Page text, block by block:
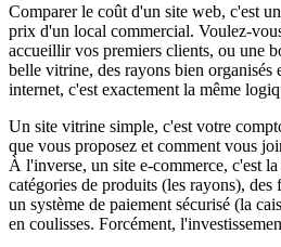
Comparer le coût d'un site web, c'est
prix d'un local commercial. Voulez-
accueillir vos premiers clients, ou une
belle vitrine, des rayons bien organisés
internet, c'est exactement la même
Un site vitrine simple, c'est votre
que vous proposez et comment vous
À l'inverse, un site e-commerce, c'est
catégories de produits (les rayons),
un système de paiement sécurisé (la
en coulisses. Forcément,